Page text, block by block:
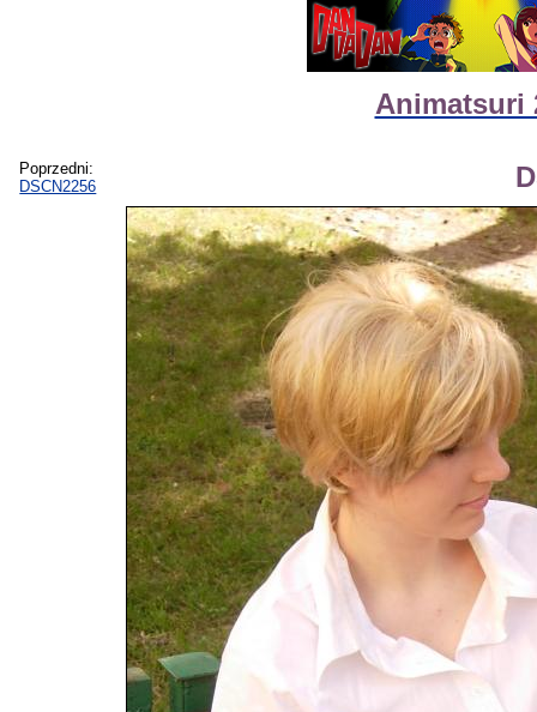
Animatsuri
Poprzedni:
DSCN2256